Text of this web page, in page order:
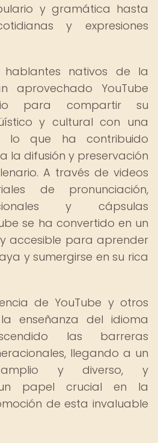
y gramática hasta
y expresiones
hablantes nativos de la
aprovechado YouTube
para compartir su
y cultural con una
lo que ha contribuido
la difusión y preservación
A través de videos
de pronunciación,
y cápsulas
se ha convertido en un
accesible para aprender
y sumergirse en su rica
de YouTube y otros
enseñanza del idioma
las barreras
llegando a un
y diverso, y
un papel crucial en la
de esta invaluable